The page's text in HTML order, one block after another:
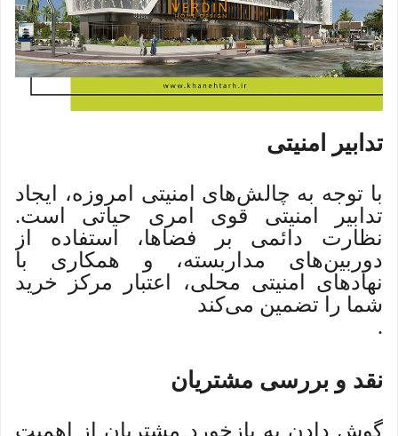
تدابیر امنیتی
با توجه به چالش‌های امنیتی امروزه، ایجاد
تدابیر امنیتی قوی امری حیاتی است.
نظارت دائمی بر فضاها، استفاده از
دوربین‌های مداربسته، و همکاری با
نهادهای امنیتی محلی، اعتبار مرکز خرید
شما را تضمین می‌کند
.
نقد و بررسی مشتریان
گوش دادن به بازخورد مشتریان از اهمیت